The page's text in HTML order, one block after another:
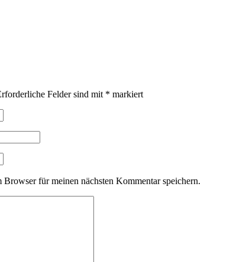
Felder sind mit * markiert
für meinen nächsten Kommentar speichern.